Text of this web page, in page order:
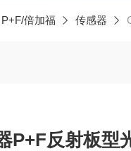
P+F/倍加福 传感器
P+F反射板型